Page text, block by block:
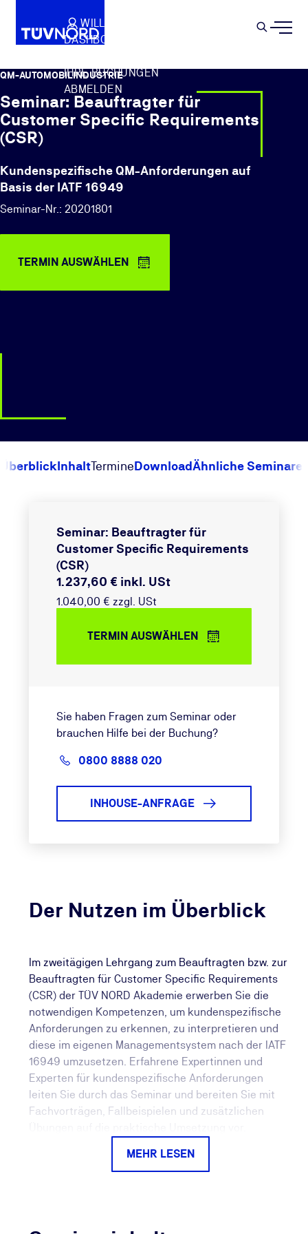
Springe zum Hauptinhalt
WILLKOMMEN
DASHBOARD
IHRE BUCHUNGEN
ABMELDEN
QM-AUTOMOBILINDUSTRIE
Seminar: Beauftragter für
Customer Specific Requirements
(CSR)
Kundenspezifische QM-Anforderungen auf
Basis der IATF 16949
Seminar-Nr.: 20201801
TERMIN AUSWÄHLEN
ÜberblickInhaltTermineDownloadÄhnliche Seminare
Der Nutzen im Überblick
Im zweitägigen Lehrgang zum Beauftragten bzw. zur
Beauftragten für Customer Specific Requirements
(CSR) der TÜV NORD Akademie erwerben Sie die
notwendigen Kompetenzen, um kundenspezifische
Anforderungen zu erkennen, zu interpretieren und
diese im eigenen Managementsystem nach der IATF
16949 umzusetzen. Erfahrene Expertinnen und
Experten für kundenspezifische Anforderungen
leiten Sie durch das Seminar und bereiten Sie mit
Fachvorträgen, Fallbeispielen und zusätzlichen
Die nachhaltige Umsetzung dieser QM-
MEHR LESEN
Seminar: Beauftragter für
Customer Specific Requirements
(CSR)
1.237,60 € inkl. USt
1.040,00 € zzgl. USt
TERMIN AUSWÄHLEN
Sie haben Fragen zum Seminar oder
brauchen Hilfe bei der Buchung?
0800 8888 020
INHOUSE-ANFRAGE